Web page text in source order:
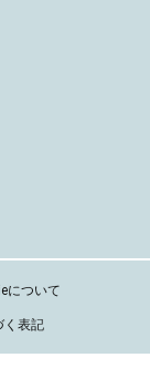
について
く表記